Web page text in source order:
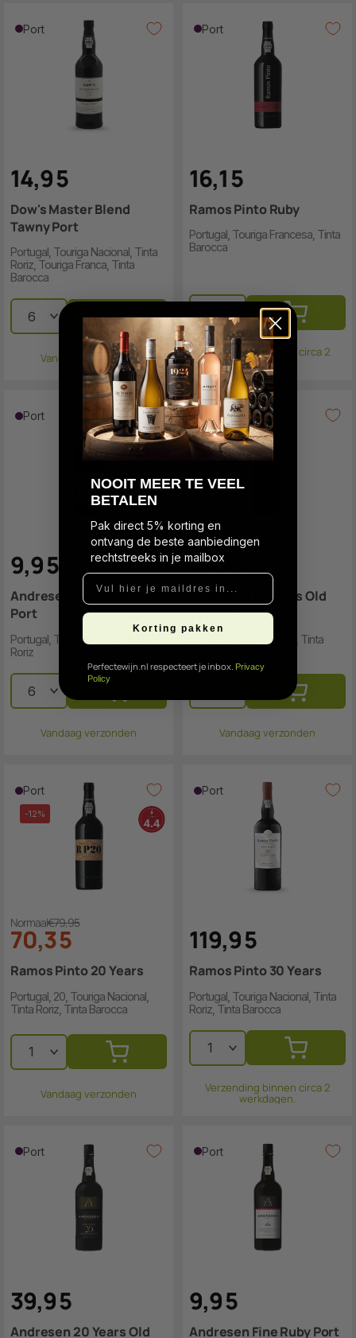
Port
14,95
Dow's Master Blend
Tawny Port
Portugal, Touriga Nacional, Tinta
Roriz, Touriga Franca, Tinta
Barocca
Vandaag verzonden
Port
16,15
Ramos Pinto Ruby
Portugal, Touriga Francesa, Tinta
Barocca
Verzending binnen circa 2
werkdagen.
Port
9,95
Andresen Fine Tawny
Port
Portugal, Tinta Barocca, Tinta
Roriz
Vandaag verzonden
Port
21,95
Andresen 10 Years Old
Tawny Port
Portugal, Tinta Barocca, Tinta
Vandaag verzonden
Port
Normaal€79,95
70,35
Ramos Pinto 20 Years
Portugal, 20, Touriga Nacional,
Tinta Roriz, Tinta Barocca
Vandaag verzonden
-12%
Port
119,95
Ramos Pinto 30 Years
Portugal, Touriga Nacional, Tinta
Roriz, Tinta Barocca
Verzending binnen circa 2
werkdagen.
Port
39,95
Andresen 20 Years Old
Port
9,95
Andresen Fine Ruby Port
NOOIT MEER TE VEEL
BETALEN
Pak direct 5% korting en
ontvang de beste aanbiedingen
rechtstreeks in je mailbox
Vul hier je maildres in...
Korting pakken
Perfectewijn.nl respecteert je inbox. Privacy
Policy